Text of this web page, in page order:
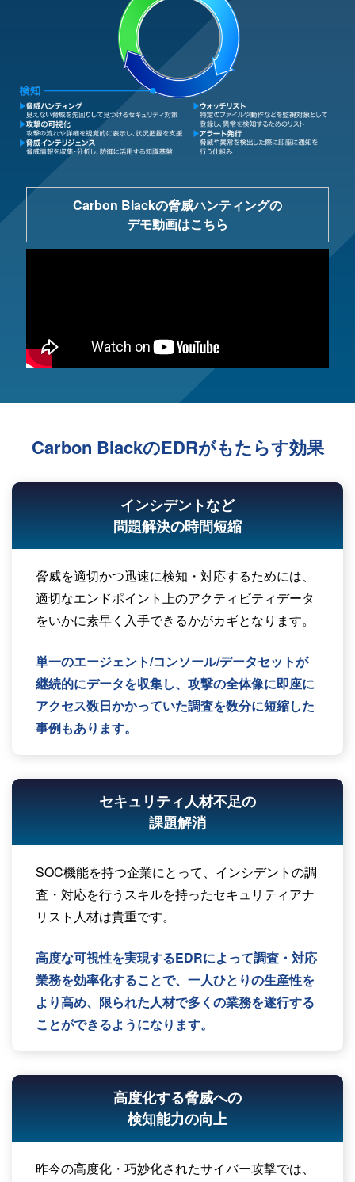
Carbon Blackの脅威ハンティングの
デモ動画はこちら
Carbon BlackのEDRがもたらす効果
インシデントなど
問題解決の時間短縮
脅威を適切かつ迅速に検知・対応するためには、
適切なエンドポイント上のアクティビティデータ
をいかに素早く入手できるかがカギとなります。
単一のエージェント/コンソール/データセットが
継続的にデータを収集し、攻撃の全体像に即座に
アクセス数日かかっていた調査を数分に短縮した
事例もあります。
セキュリティ人材不足の
課題解消
SOC機能を持つ企業にとって、インシデントの調
査・対応を行うスキルを持ったセキュリティアナ
リスト人材は貴重です。
高度な可視性を実現するEDRによって調査・対応
業務を効率化することで、一人ひとりの生産性を
より高め、限られた人材で多くの業務を遂行する
ことができるようになります。
高度化する脅威への
検知能力の向上
昨今の高度化・巧妙化されたサイバー攻撃では、